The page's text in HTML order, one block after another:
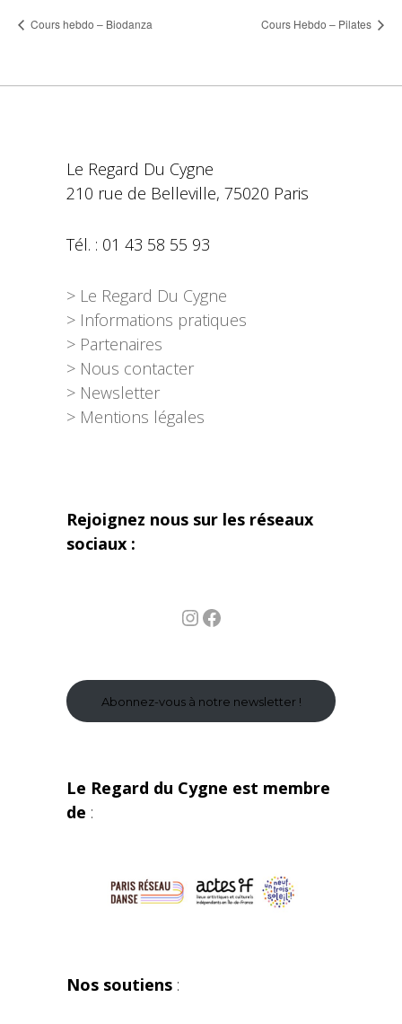
Cours hebdo – Biodanza Cours Hebdo – Pilates
Le Regard Du Cygne
210 rue de Belleville, 75020 Paris
Tél. : 01 43 58 55 93
> Le Regard Du Cygne
> Informations pratiques
> Partenaires
> Nous contacter
> Newsletter
> Mentions légales
Rejoignez nous sur les réseaux
sociaux :
InstagramFacebook
Abonnez-vous à notre newsletter !
Le Regard du Cygne est membre
de :
Nos soutiens :